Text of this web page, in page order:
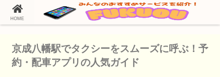
ホーム タクシー配車アプリ
京成八幡駅でタクシーをスムーズに呼ぶ！予
約・配車アプリの人気ガイド
HOME